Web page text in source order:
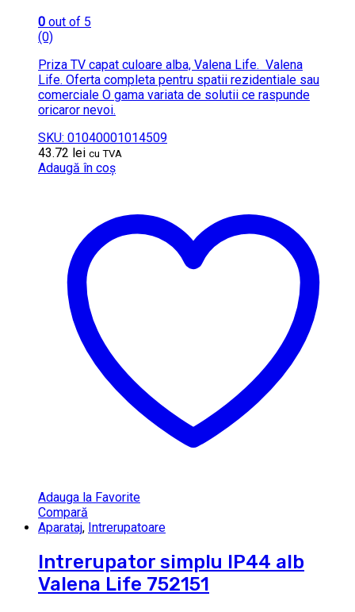
0 out of 5
(0)
Priza TV capat culoare alba, Valena Life. Valena
Life. Oferta completa pentru spatii rezidentiale sau
comerciale O gama variata de solutii ce raspunde
oricaror nevoi.
SKU: 01040001014509
43.72 lei cu TVA
Adaugă în coș
Adauga la Favorite
Compară
Aparataj, Intrerupatoare
Intrerupator simplu IP44 alb
Valena Life 752151